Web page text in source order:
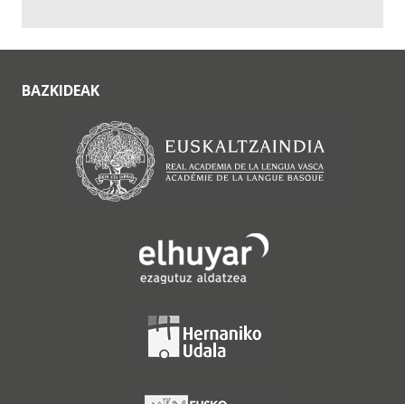
BAZKIDEAK